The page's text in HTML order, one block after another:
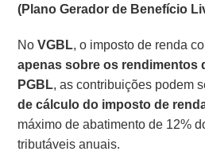
(Plano Gerador de Benefício
NoVGBL, o imposto de renda
apenas sobre os rendimentos
PGBL, as contribuições podem
de cálculo do imposto de
máximo de abatimento de 12%
tributáveis anuais.